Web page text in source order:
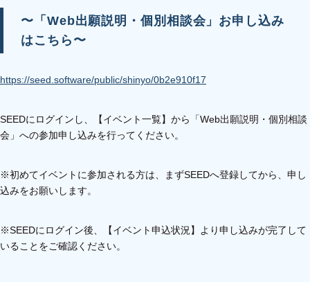
〜「Web出願説明・個別相談会」お申し込み
はこちら〜
https://seed.software/public/shinyo/0b2e910f17
SEEDにログインし、【イベント一覧】から「Web出願説明・個別相談
会」への参加申し込みを行ってください。
※初めてイベントに参加される方は、まずSEEDへ登録してから、申し
込みをお願いします。
※SEEDにログイン後、【イベント申込状況】より申し込みが完了して
いることをご確認ください。